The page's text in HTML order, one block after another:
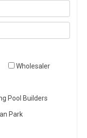
Wholesaler
Pool Builders
Park